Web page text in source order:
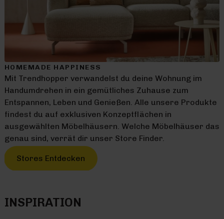
HOMEMADE HAPPINESS
Mit Trendhopper verwandelst du deine Wohnung im
Handumdrehen in ein gemütliches Zuhause zum
Entspannen, Leben und Genießen. Alle unsere Produkte
findest du auf exklusiven Konzeptflächen in
ausgewählten Möbelhäusern. Welche Möbelhäuser das
genau sind, verrät dir unser Store Finder.
Stores Entdecken
INSPIRATION